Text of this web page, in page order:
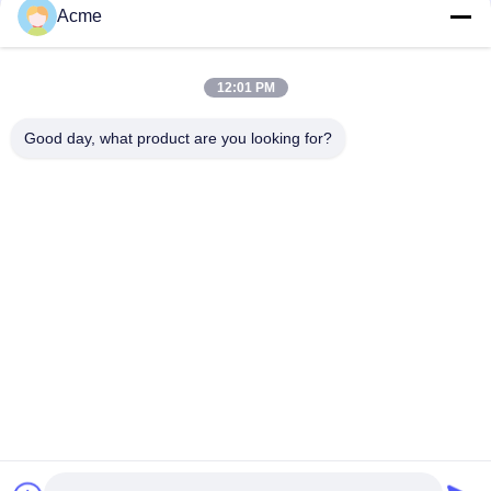
Envie
Acme
12:01 PM
Good day, what product are you looking for?